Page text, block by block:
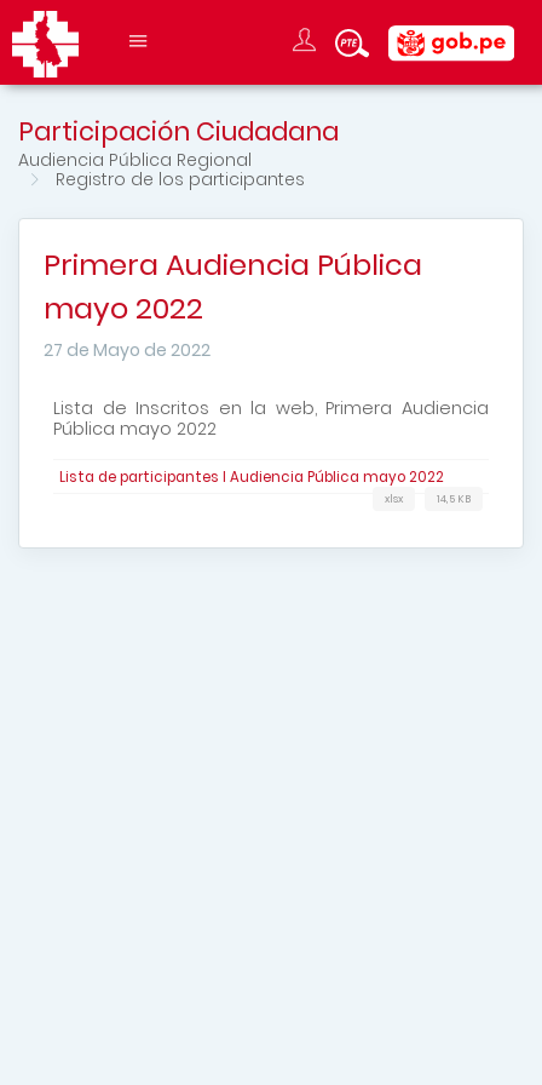
Participación Ciudadana
Audiencia Pública Regional
Registro de los participantes
Primera Audiencia Pública
mayo 2022
27 de Mayo de 2022
Lista de Inscritos en la web, Primera Audiencia
Pública mayo 2022
Lista de participantes I Audiencia Pública mayo 2022
14,5 KB
xlsx